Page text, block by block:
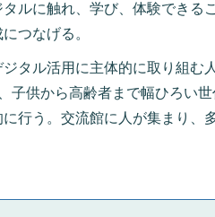
ルに触れ、学び、体験できる
つなげる。
タル活用に主体的に取り組む
子供から高齢者まで幅ひろい
行う。交流館に人が集まり、